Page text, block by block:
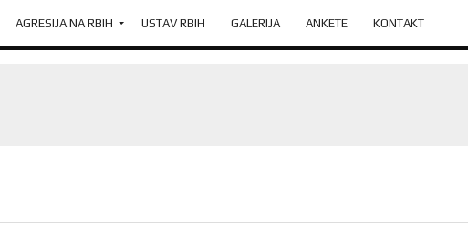
AGRESIJA NA RBIH USTAV RBIH GALERIJA ANKETE KONTAKT